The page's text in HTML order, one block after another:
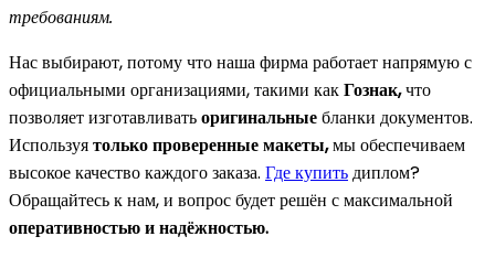
требованиям.
Нас выбирают, потому что наша фирма работает напрямую с
официальными организациями, такими какГознак,что
позволяет изготавливатьоригинальныебланки документов.
Используятолько проверенные макеты,мы обеспечиваем
высокое качество каждого заказа. Где купитьдиплом?
Обращайтесь к нам, и вопрос будет решён с максимальной
оперативностью и надёжностью.